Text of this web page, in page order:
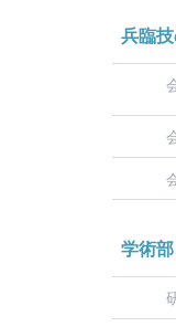
兵臨
学術部